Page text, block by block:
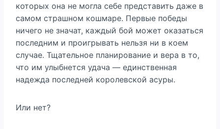
которых она не могла себе представить даже в
самом страшном кошмаре. Первые победы
ничего не значат, каждый бой может оказаться
последним и проигрывать нельзя ни в коем
случае. Тщательное планирование и вера в то,
что им улыбнется удача — единственная
надежда последней королевской асуры.
Или нет?